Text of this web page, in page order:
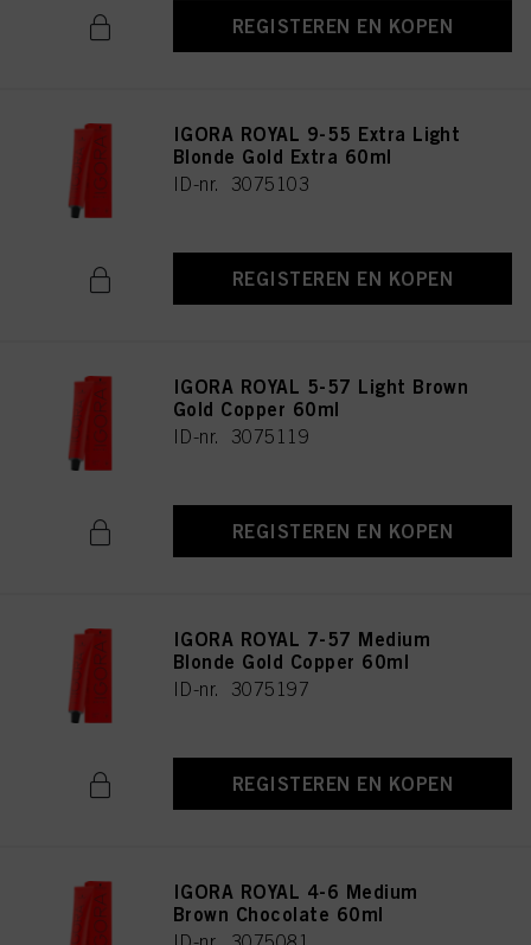
REGISTEREN EN KOPEN
IGORA ROYAL 9-55 Extra Light
Blonde Gold Extra 60ml
ID-nr. 3075103
REGISTEREN EN KOPEN
IGORA ROYAL 5-57 Light Brown
Gold Copper 60ml
ID-nr. 3075119
REGISTEREN EN KOPEN
IGORA ROYAL 7-57 Medium
Blonde Gold Copper 60ml
ID-nr. 3075197
REGISTEREN EN KOPEN
IGORA ROYAL 4-6 Medium
Brown Chocolate 60ml